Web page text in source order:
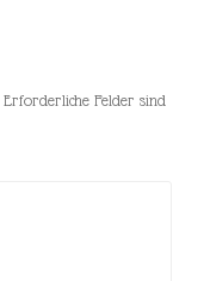
Erforderliche Felder sind